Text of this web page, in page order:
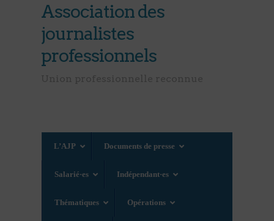
Association des
journalistes
professionnels
L’AJP Documents de presse
Salarié·es Indépendant·es
Thématiques Opérations